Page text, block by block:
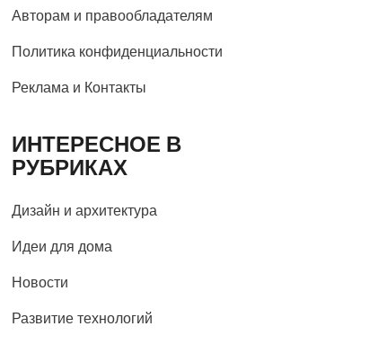
Авторам и правообладателям
Политика конфиденциальности
Реклама и Контакты
ИНТЕРЕСНОЕ В
РУБРИКАХ
Дизайн и архитектура
Идеи для дома
Новости
Развитие технологий